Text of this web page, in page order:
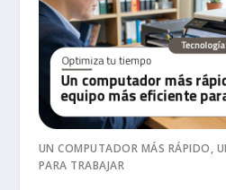
UN COMPUTADOR MÁS RÁPIDO,
PARA TRABAJAR